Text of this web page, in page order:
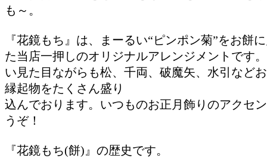
も～。
『花鏡もち』は、まーるい“ピンポン菊”をお餅
た当店一押しのオリジナルアレンジメントです
い見た目ながらも松、千両、破魔矢、水引など
縁起物をたくさん盛り
込んでおります。いつものお正月飾りのアクセ
うぞ！
『花鏡もち(餅)』の歴史です。